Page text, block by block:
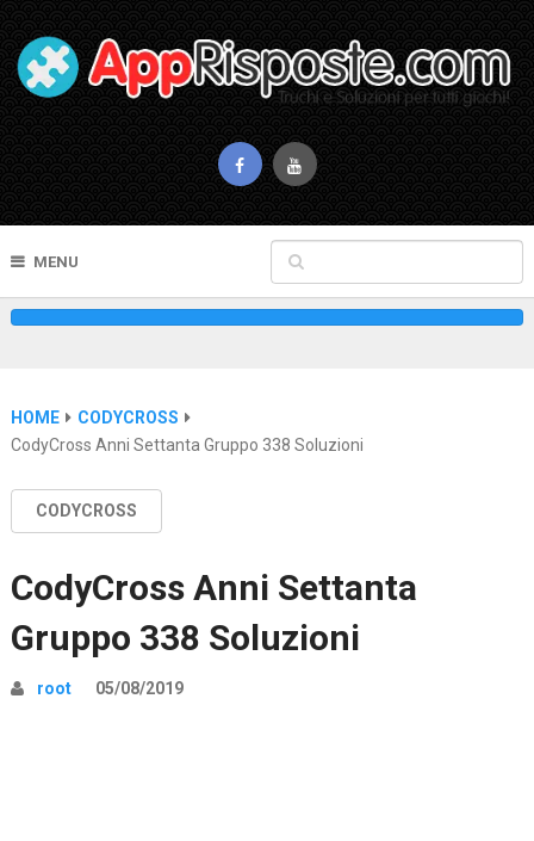
MENU
HOME
CODYCROSS
CodyCross Anni Settanta Gruppo 338 Soluzioni
CODYCROSS
CodyCross Anni Settanta
Gruppo 338 Soluzioni
root 05/08/2019